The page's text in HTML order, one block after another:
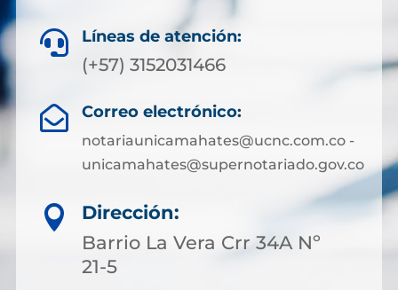
 Líneas de atención:
(+57) 3152031466
 Correo electrónico:
notariaunicamahates@ucnc.com.co -
unicamahates@supernotariado.gov.co

Dirección:
Barrio La Vera Crr 34A Nº
21-5